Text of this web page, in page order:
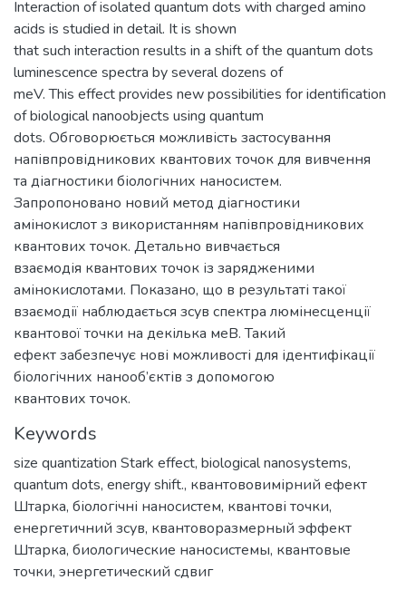
Interaction of isolated quantum dots with charged amino
acids is studied in detail. It is shown
that such interaction results in a shift of the quantum dots
luminescence spectra by several dozens of
meV. This effect provides new possibilities for identification
of biological nanoobjects using quantum
dots. Обговорюється можливість застосування
напівпровідникових квантових точок для вивчення
та діагностики біологічних наносистем.
Запропоновано новий метод діагностики
амінокислот з використанням напівпровідникових
квантових точок. Детально вивчається
взаємодія квантових точок із зарядженими
амінокислотами. Показано, що в результаті такої
взаємодії наблюдається зсув спектра люмінесценції
квантової точки на декілька меВ. Такий
ефект забезпечує нові можливості для ідентифікації
біологічних нанооб’єктів з допомогою
квантових точок.
Keywords
size quantization Stark effect, biological nanosystems,
quantum dots, energy shift., квантововимірний ефект
Штарка, біологічні наносистем, квантові точки,
енергетичний зсув, квантоворазмерный эффект
Штарка, биологические наносистемы, квантовые
точки, энергетический сдвиг